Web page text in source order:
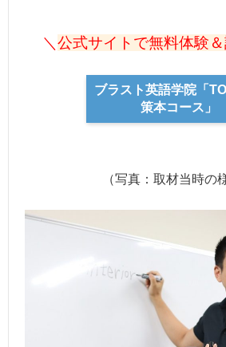
＼公式サイトで無料体験
ブラスト英語学院「
策本コース」
（写真：取材当時の